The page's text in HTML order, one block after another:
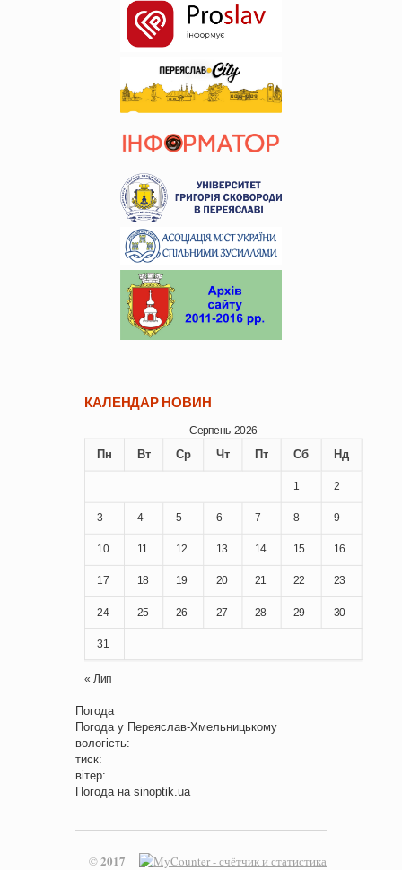
КАЛЕНДАР НОВИН
Серпень 2026
Пн Вт Ср Чт Пт Сб Нд
1 2
3 4 5 6 7 8 9
10 11 12 13 14 15 16
17 18 19 20 21 22 23
24 25 26 27 28 29 30
31
« Лип
Погода
Погода у Переяслав-Хмельницькому
вологість:
тиск:
вітер:
Погода на sinoptik.ua
© 2017